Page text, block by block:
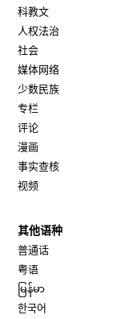
科教文
人权法治
社会
媒体网络
少数民族
专栏
评论
漫画
事实查核
视频
其他语种
普通话
粤语
မြန်မာ
한국어